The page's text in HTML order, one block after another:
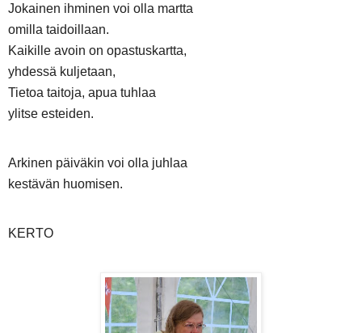
Jokainen ihminen voi olla martta
omilla taidoillaan.
Kaikille avoin on opastuskartta,
yhdessä kuljetaan,
Tietoa taitoja, apua tuhlaa
ylitse esteiden.
Arkinen päiväkin voi olla juhlaa
kestävän huomisen.
KERTO